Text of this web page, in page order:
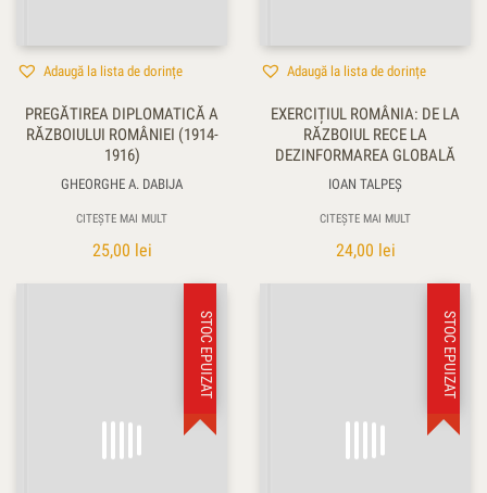
Adaugă la lista de dorințe
PREGĂTIREA DIPLOMATICĂ A
RĂZBOIULUI ROMÂNIEI (1914-
1916)
GHEORGHE A. DABIJA
CITEȘTE MAI MULT
25,00 lei
Adaugă la lista de dorințe
EXERCIȚIUL ROMÂNIA: DE LA
RĂZBOIUL RECE LA
DEZINFORMAREA GLOBALĂ
IOAN TALPEŞ
CITEȘTE MAI MULT
24,00 lei
STOC EPUIZAT STOC EPUIZAT